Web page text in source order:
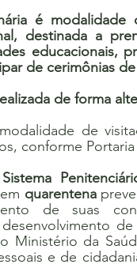
é
destinada a
educacionais,
de cerimônias
de forma
de
conforme
quarentena
de suas
Ministério da
e de